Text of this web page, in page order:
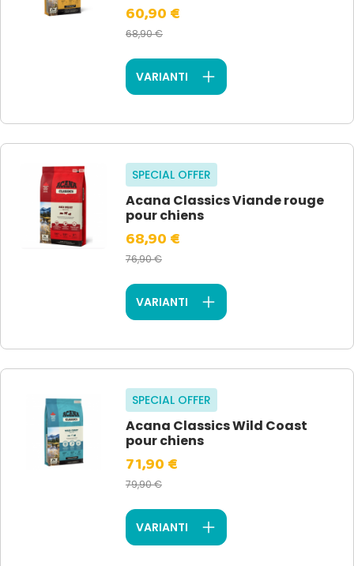
60,90 €
68,90 €
VARIANTI
SPECIAL OFFER
Acana Classics Viande rouge
pour chiens
68,90 €
76,90 €
VARIANTI
SPECIAL OFFER
Acana Classics Wild Coast
pour chiens
71,90 €
79,90 €
VARIANTI